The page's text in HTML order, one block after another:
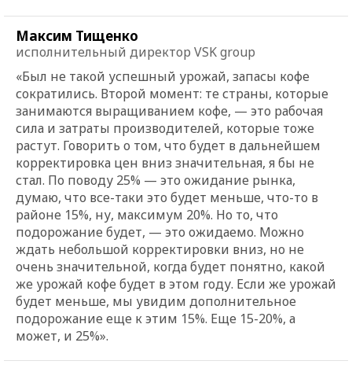
Максим Тищенко
исполнительный директор VSK group
«Был не такой успешный урожай, запасы кофе
сократились. Второй момент: те страны, которые
занимаются выращиванием кофе, — это рабочая
сила и затраты производителей, которые тоже
растут. Говорить о том, что будет в дальнейшем
корректировка цен вниз значительная, я бы не
стал. По поводу 25% — это ожидание рынка,
думаю, что все-таки это будет меньше, что-то в
районе 15%, ну, максимум 20%. Но то, что
подорожание будет, — это ожидаемо. Можно
ждать небольшой корректировки вниз, но не
очень значительной, когда будет понятно, какой
же урожай кофе будет в этом году. Если же урожай
будет меньше, мы увидим дополнительное
подорожание еще к этим 15%. Еще 15-20%, а
может, и 25%».